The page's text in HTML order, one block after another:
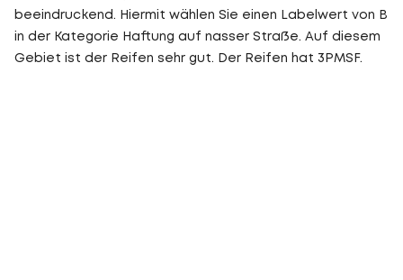
beeindruckend. Hiermit wählen Sie einen Labelwert von B
in der Kategorie Haftung auf nasser Straße. Auf diesem
Gebiet ist der Reifen sehr gut. Der Reifen hat 3PMSF.